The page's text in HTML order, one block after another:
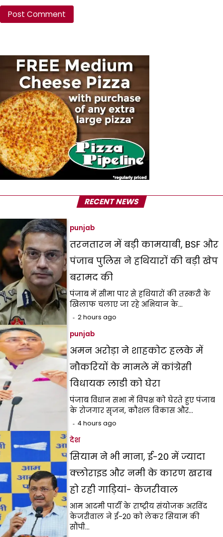
RECENT NEWS
punjab
तरनतारन में बड़ी कामयाबी, BSF और
पंजाब पुलिस ने हथियारों की बड़ी खेप
बरामद की
पंजाब में सीमा पार से हथियारों की तस्करी के
खिलाफ चलाए जा रहे अभियान के…
2 hours ago
punjab
अमन अरोड़ा ने शाहकोट हलके में
नौकरियों के मामले में कांग्रेसी
विधायक लाडी को घेरा
पंजाब विधान सभा में विपक्ष को घेरते हुए पंजाब
के रोजगार सृजन, कौशल विकास और…
4 hours ago
देश
सियाम ने भी माना, ई-20 में ज्यादा
क्लोराइड और नमी के कारण खराब
हो रही गाड़ियां- केजरीवाल
आम आदमी पार्टी के राष्ट्रीय संयोजक अरविंद
केजरीवाल ने ई-20 को लेकर सियाम की
सौंपी…